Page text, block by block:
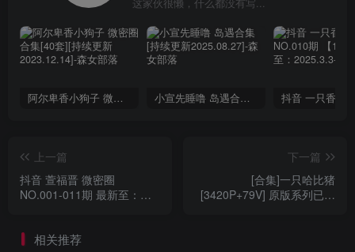
这家伙很懒，什么都没有写...
阿尔卑香小狗子 微密圈合集[40套][持续更新2023.12.14] 小宣先睡噜 岛遇合集[持续更新2025.08.27]
上一篇
抖音 萱福晋 微密圈
NO.001-011期 最新至：
下一篇
[合集]一只哈比猪
[3420P+79V] 原版系列已去
相关推荐